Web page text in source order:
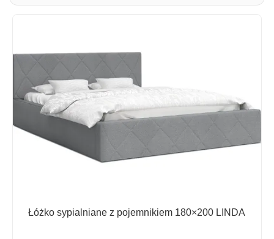
Łóżko sypialniane z pojemnikiem 180×200 LINDA